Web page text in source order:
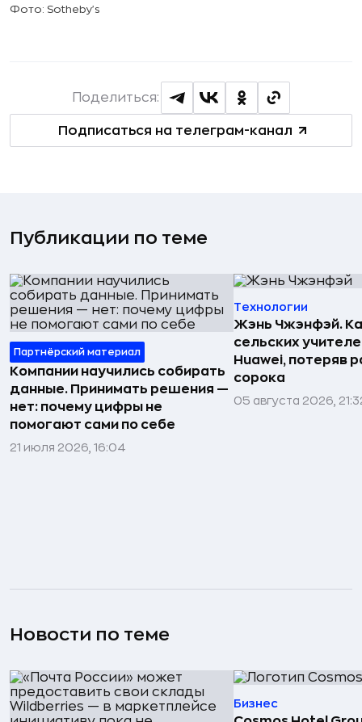
Фото: Sotheby's
Подписаться на телеграм-канал
Поделиться:
Публикации по теме
Партнёрский материал
Компании научились собирать
данные. Принимать решения —
нет: почему цифры не
помогают сами по себе
21 июля 2026, 16:04
Технологии
Жэнь Чжэнфэй.
сельских
Huawei, потеряв
сорока
05 августа 2026,
Новости по теме
Бизнес